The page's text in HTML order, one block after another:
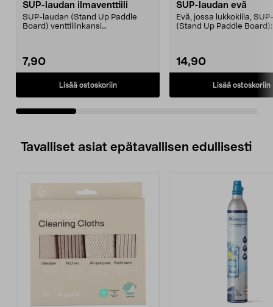
SUP-laudan ilmaventtiili
SUP-laudan (Stand Up Paddle
Board) venttiilinkansi
7,90
Lisää ostoskoriin
SUP-laudan evä
Evä, jossa lukkokiila,
(Stand Up Paddle Board):
14,90
Lisää ostoskoriin
Tavalliset asiat epätavallisen edullisesti